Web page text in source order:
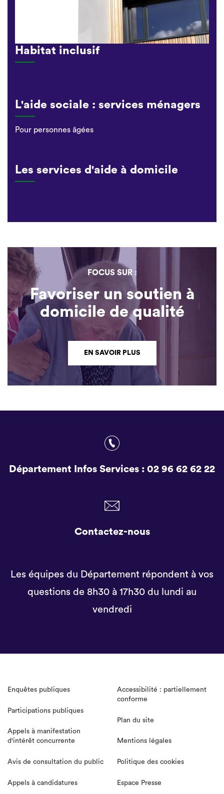
Habitat inclusif
L'aide sociale : services ménagers
Pour personnes âgées
Les services d'aide à domicile
FOCUS SUR :
Favoriser un soutien à
domicile de qualité
EN SAVOIR PLUS
Département Infos Services : 02 96 62 62 22
Contactez-nous
Les équipes du Département répondent à vos
questions de 8h30 à 17h30 du lundi au
vendredi
Enquêtes publiques
Participations publiques
Appels à manifestation
d'intérêt concurrente
Avis de consultation du public
Appels à candidatures
Accessibilité : partiellement
conforme
Plan du site
Mentions légales
Politique des cookies
Espace Presse